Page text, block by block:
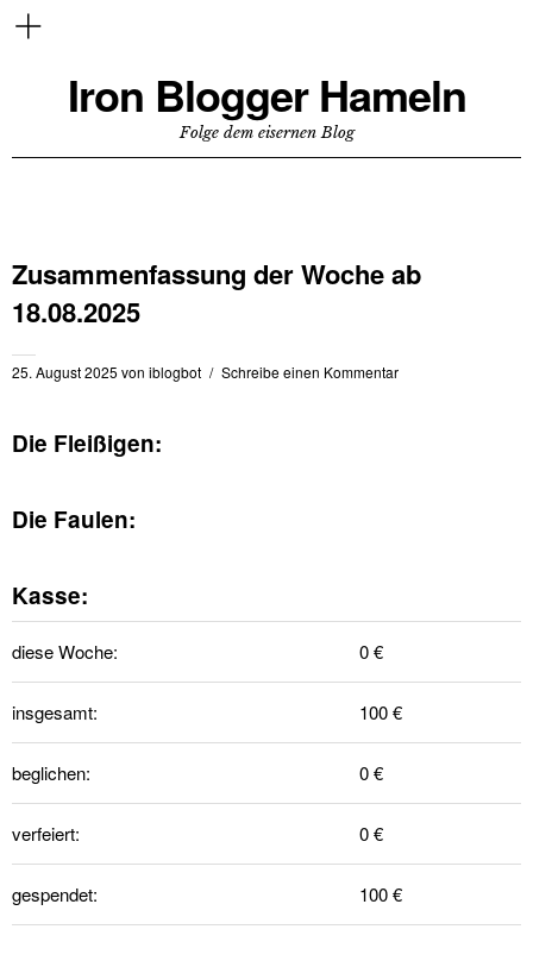
Iron Blogger Hameln
Folge dem eisernen Blog
Zusammenfassung der Woche ab
18.08.2025
25. August 2025 von iblogbot Schreibe einen Kommentar
Die Fleißigen:
Die Faulen:
Kasse:
diese Woche: 0 €
insgesamt: 100 €
beglichen: 0 €
verfeiert: 0 €
gespendet: 100 €